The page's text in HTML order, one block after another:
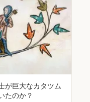
が巨大なカタツム
たのか？